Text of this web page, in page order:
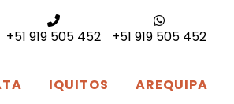
+51 919 505 452 +51 919 505 452
IQUITOS AREQUIPA